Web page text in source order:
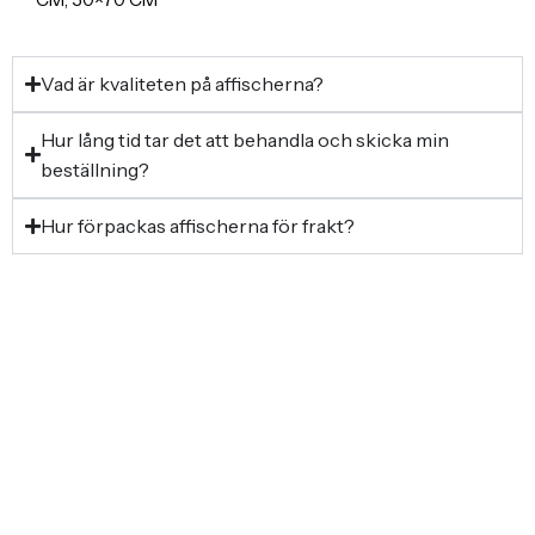
Vad är kvaliteten på affischerna?
Hur lång tid tar det att behandla och skicka min
beställning?
Hur förpackas affischerna för frakt?